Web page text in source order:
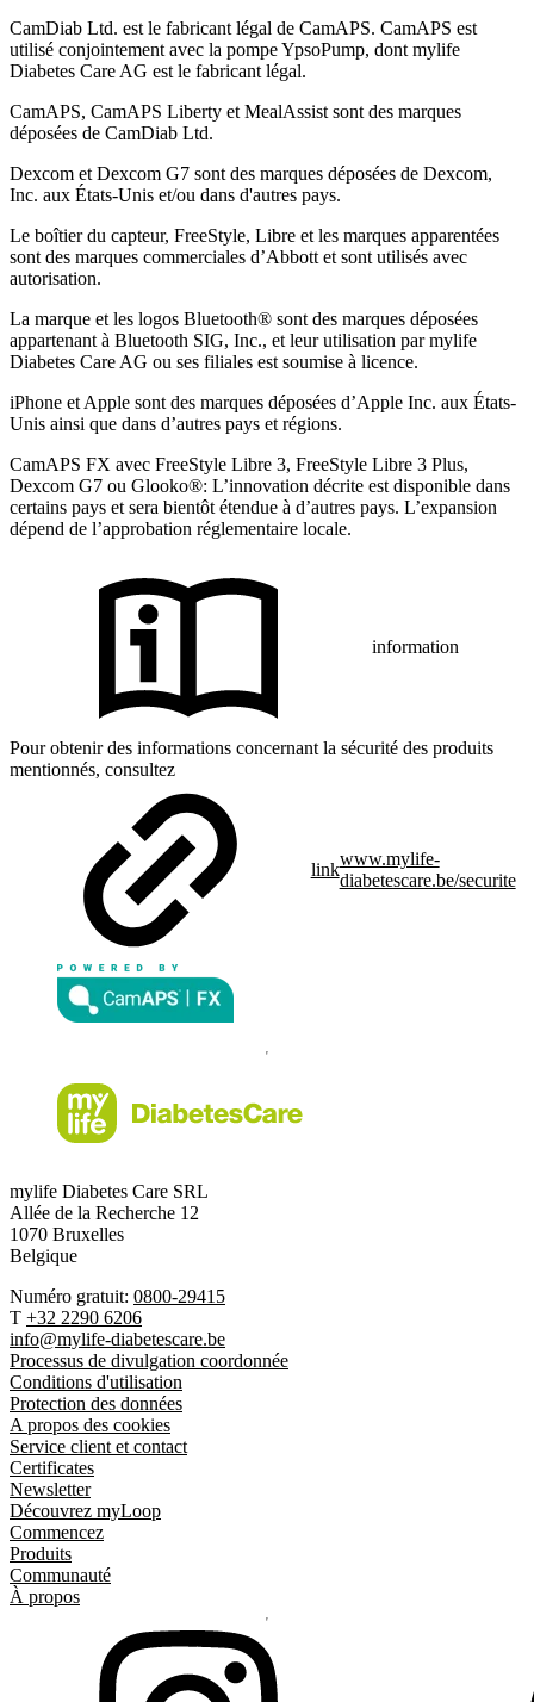
CamDiab Ltd. est le fabricant légal de CamAPS. CamAPS est
utilisé conjointement avec la pompe YpsoPump, dont mylife
Diabetes Care AG est le fabricant légal.
CamAPS, CamAPS Liberty et MealAssist sont des marques
déposées de CamDiab Ltd.
Dexcom et Dexcom G7 sont des marques déposées de Dexcom,
Inc. aux États-Unis et/ou dans d'autres pays.
Le boîtier du capteur, FreeStyle, Libre et les marques apparentées
sont des marques commerciales d’Abbott et sont utilisés avec
autorisation.
La marque et les logos Bluetooth® sont des marques déposées
appartenant à Bluetooth SIG, Inc., et leur utilisation par mylife
Diabetes Care AG ou ses filiales est soumise à licence.
iPhone et Apple sont des marques déposées d’Apple Inc. aux États-
Unis ainsi que dans d’autres pays et régions.
CamAPS FX avec FreeStyle Libre 3, FreeStyle Libre 3 Plus,
Dexcom G7 ou Glooko®: L’innovation décrite est disponible dans
certains pays et sera bientôt étendue à d’autres pays. L’expansion
dépend de l’approbation réglementaire locale.
information
Pour obtenir des informations concernant la sécurité des produits
mentionnés, consultez
link
www.mylife-
diabetescare.be/securite
mylife Diabetes Care SRL
Allée de la Recherche 12
1070 Bruxelles
Belgique
Numéro gratuit: 0800-29415
T +32 2290 6206
info@mylife-diabetescare.be
Processus de divulgation coordonnée
Conditions d'utilisation
Protection des données
A propos des cookies
Service client et contact
Certificates
Newsletter
Découvrez myLoop
Commencez
Produits
Communauté
À propos